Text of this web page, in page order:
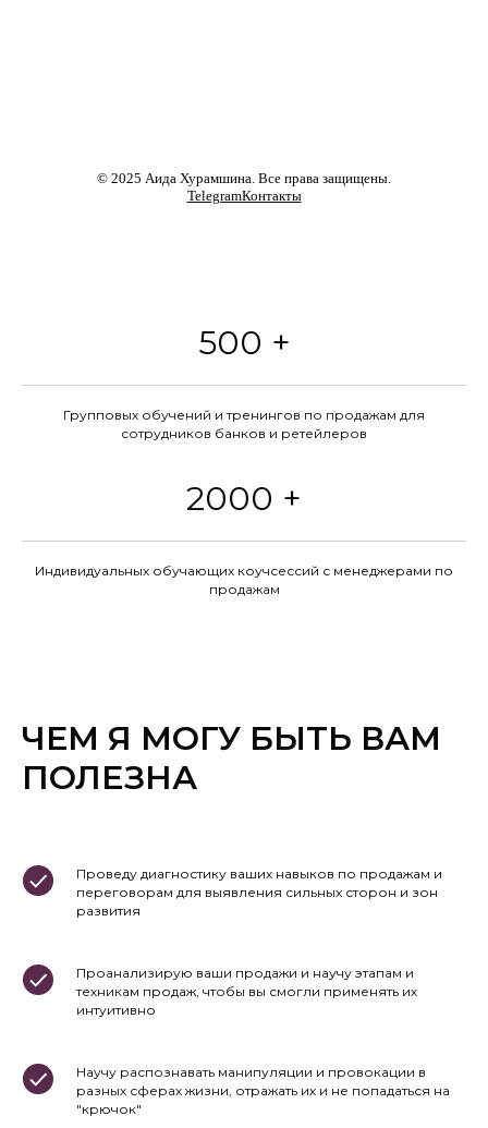
© 2025 Аида Хурамшина. Все права защищены.
TelegramКонтакты
500 +
Групповых обучений и тренингов по продажам для
сотрудников банков и ретейлеров
2000 +
Индивидуальных обучающих коучсессий с менеджерами по
продажам
ЧЕМ Я МОГУ БЫТЬ ВАМ
ПОЛЕЗНА
Проведу диагностику ваших навыков по продажам и
переговорам для выявления сильных сторон и зон
развития
Проанализирую ваши продажи и научу этапам и
техникам продаж, чтобы вы смогли применять их
интуитивно
Научу распознавать манипуляции и провокации в
разных сферах жизни, отражать их и не попадаться на
"крючок"